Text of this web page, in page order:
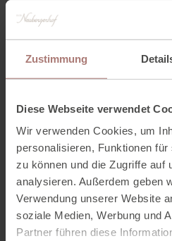
Zustimmung
Diese Webseite verwendet
Wir verwenden Cookies, um
personalisieren, Funktionen
zu können und die Zugriffe auf
analysieren. Außerdem geben
Verwendung unserer Website
soziale Medien, Werbung und
Partner führen diese
Bevor es aber zurück zum
Eisstadl beim Kirchgasshof mit
welches mit der eigenen Milch